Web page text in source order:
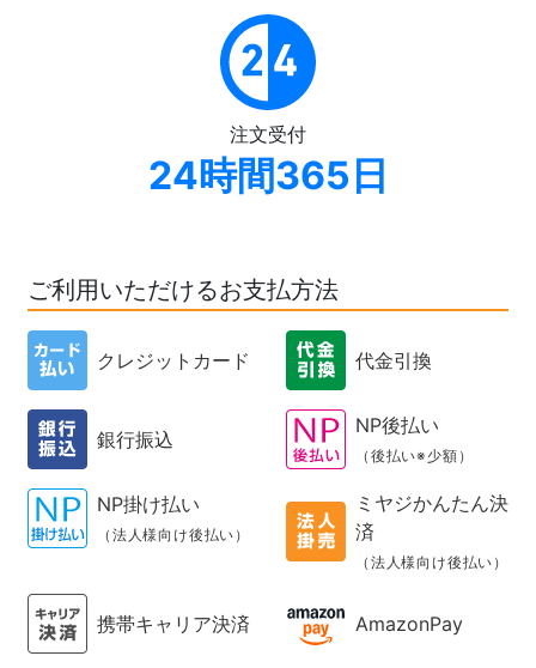
注文受付
24時間365日
ご利用いただけるお支払方法
クレジットカード 代金引換
銀行振込
NP後払い
（後払い※少額）
NP掛け払い
（法人様向け後払い）
ミヤジかんたん決
済
（法人様向け後払い）
携帯キャリア決済 AmazonPay